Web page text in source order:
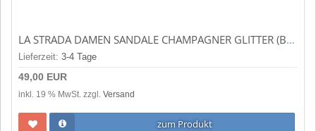
LA STRADA DAMEN SANDALE CHAMPAGNER GLITTER (BEIGE) 1904220-1842
Lieferzeit: 3-4 Tage
49,00 EUR
inkl. 19 % MwSt. zzgl. Versand
zum Produkt